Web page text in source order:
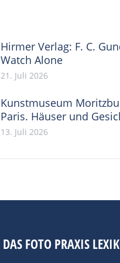
Hirmer Verlag: F. C.
Watch Alone
21. Juli 2026
Kunstmuseum
Paris. Häuser und
13. Juli 2026
DAS FOTO PRAXIS